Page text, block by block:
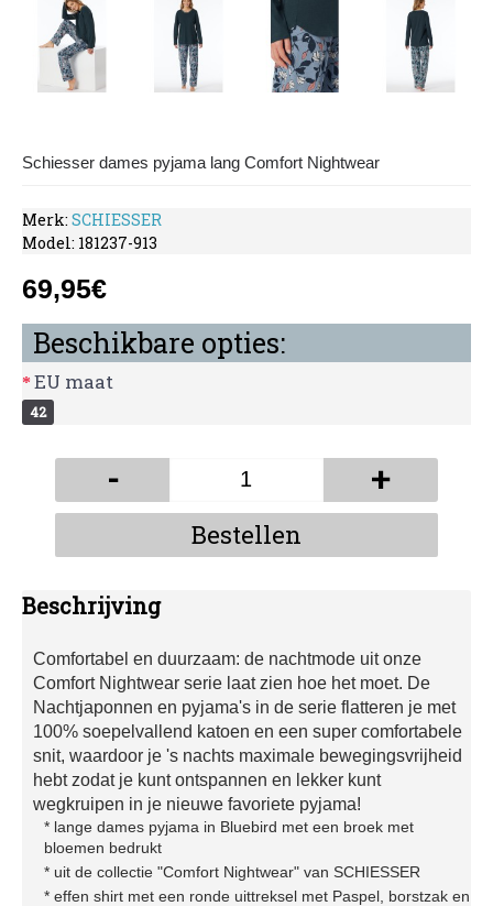
Schiesser dames pyjama lang Comfort Nightwear
Merk: SCHIESSER
Model: 181237-913
69,95€
Beschikbare opties:
EU maat
42
- +
Bestellen
Beschrijving
Comfortabel en duurzaam: de nachtmode uit onze
Comfort Nightwear serie laat zien hoe het moet. De
Nachtjaponnen en pyjama's in de serie flatteren je met
100% soepelvallend katoen en een super comfortabele
snit, waardoor je 's nachts maximale bewegingsvrijheid
hebt zodat je kunt ontspannen en lekker kunt
wegkruipen in je nieuwe favoriete pyjama!
* lange dames pyjama in Bluebird met een broek met
bloemen bedrukt
* uit de collectie "Comfort Nightwear" van SCHIESSER
* effen shirt met een ronde uittreksel met Paspel, borstzak en